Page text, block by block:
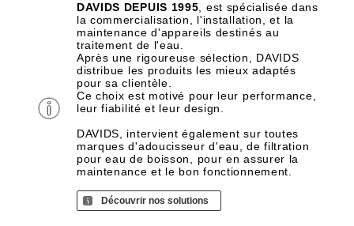
DAVIDS DEPUIS 1995 , est spécialisée dans
la commercialisation, l'installation, et la
maintenance d'appareils destinés au
traitement de l'eau.
Après une rigoureuse sélection, DAVIDS
distribue les produits les mieux adaptés
pour sa clientèle.
Ce choix est motivé pour leur performance,
leur fiabilité et leur design.
DAVIDS, intervient également sur toutes
marques d'adoucisseur d'eau, de filtration
pour eau de boisson, pour en assurer la
maintenance et le bon fonctionnement.
Découvrir nos solutions